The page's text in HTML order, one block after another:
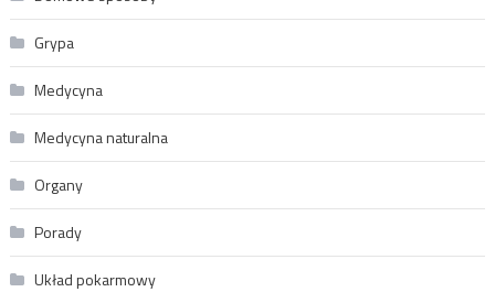
Grypa
Medycyna
Medycyna naturalna
Organy
Porady
Układ pokarmowy